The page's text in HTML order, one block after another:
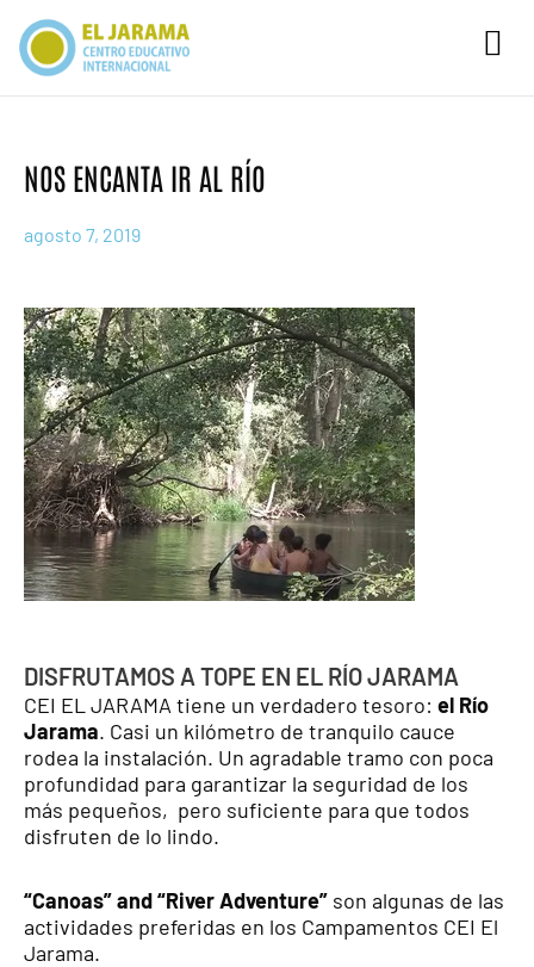
contenido
NOS ENCANTA IR AL RÍO
agosto 7, 2019
DISFRUTAMOS A TOPE EN EL RÍO JARAMA
CEI EL JARAMA tiene un verdadero tesoro: el Río
Jarama. Casi un kilómetro de tranquilo cauce
rodea la instalación. Un agradable tramo con poca
profundidad para garantizar la seguridad de los
más pequeños, pero suficiente para que todos
disfruten de lo lindo.
“Canoas” and “River Adventure” son algunas de las
actividades preferidas en los Campamentos CEI El
Jarama.